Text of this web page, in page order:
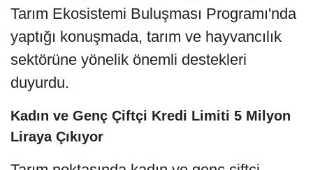
Tarım Ekosistemi Buluşması Programı'nda
yaptığı konuşmada, tarım ve hayvancılık
sektörüne yönelik önemli destekleri
duyurdu.
Kadın ve Genç Çiftçi Kredi Limiti 5 Milyon
Liraya Çıkıyor